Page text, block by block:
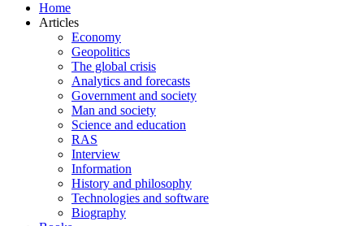
Home
Articles
Economy
Geopolitics
The global crisis
Analytics and forecasts
Government and society
Man and society
Science and education
RAS
Interview
Information
History and philosophy
Technologies and software
Biography